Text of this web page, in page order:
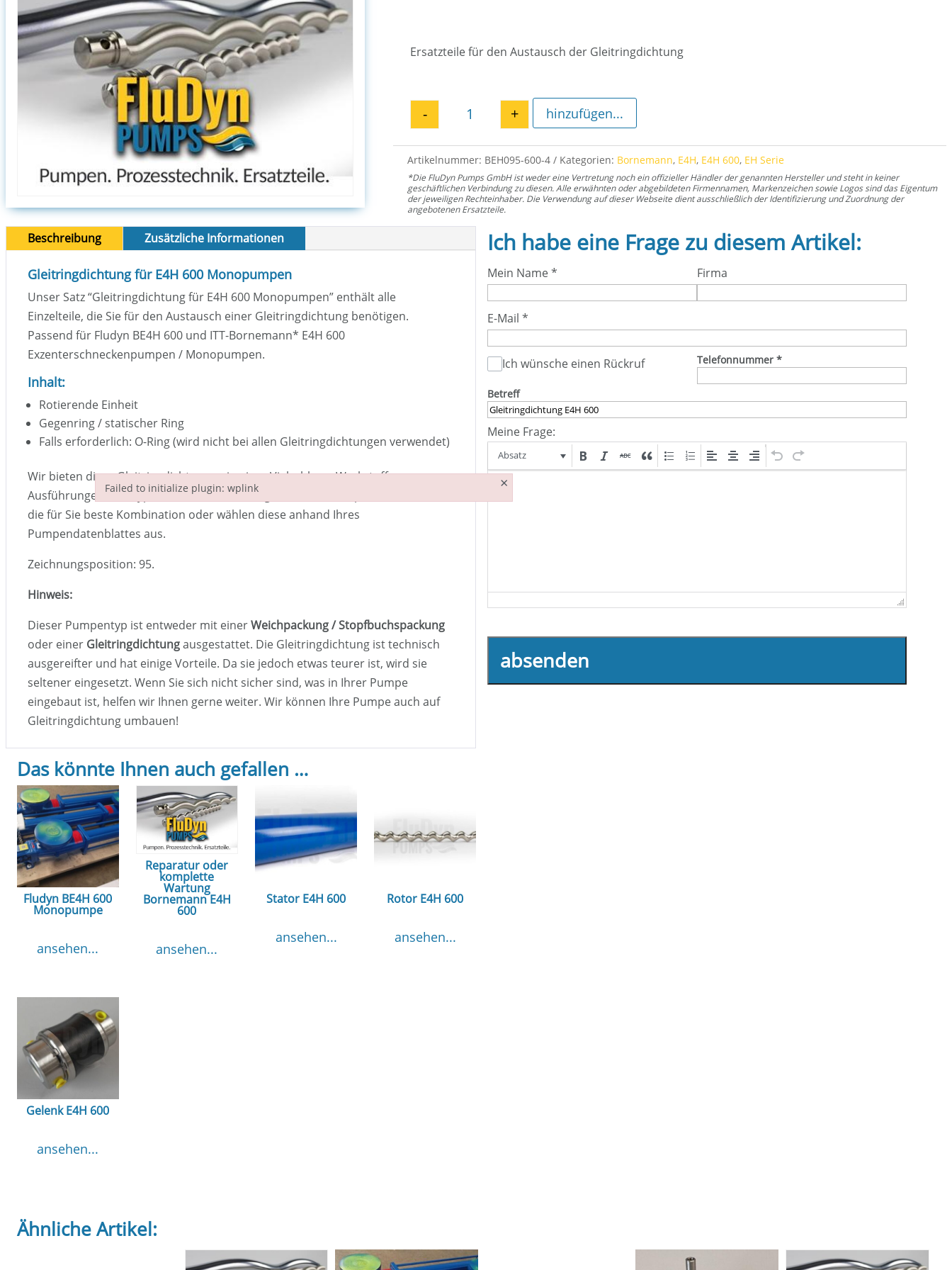
Ersatzteile für den Austausch der Gleitringdichtung
Gleitringdichtung E4H 600 Menge
- + hinzufügen...
Artikelnummer: BEH095-600-4 Kategorien: Bornemann, E4H, E4H 600, EH Serie
*Die FluDyn Pumps GmbH ist weder eine Vertretung noch ein offizieller Händler der genannten Hersteller und steht in keiner
geschäftlichen Verbindung zu diesen. Alle erwähnten oder abgebildeten Firmennamen, Markenzeichen sowie Logos sind das Eigentum
der jeweiligen Rechteinhaber. Die Verwendung auf dieser Webseite dient ausschließlich der Identifizierung und Zuordnung der
angebotenen Ersatzteile.
Beschreibung Zusätzliche Informationen
Gleitringdichtung für E4H 600 Monopumpen
Unser Satz “Gleitringdichtung für E4H 600 Monopumpen” enthält alle
Einzelteile, die Sie für den Austausch einer Gleitringdichtung benötigen.
Passend für Fludyn BE4H 600 und ITT-Bornemann* E4H 600
Exzenterschneckenpumpen / Monopumpen.
Inhalt:
Rotierende Einheit
Gegenring / statischer Ring
Falls erforderlich: O-Ring (wird nicht bei allen Gleitringdichtungen verwendet)
Wir bieten diese Gleitringdichtungen in einer Vielzahl von Werkstoffen,
Ausführungen und Typen an. Je nach Einsatzgebiet Ihrer Pumpe ermitteln wir
die für Sie beste Kombination oder wählen diese anhand Ihres
Pumpendatenblattes aus.
Zeichnungsposition: 95.
Hinweis:
Dieser Pumpentyp ist entweder mit einerWeichpackung / Stopfbuchspackung
oder einer Gleitringdichtungausgestattet. Die Gleitringdichtung ist technisch
ausgereifter und hat einige Vorteile. Da sie jedoch etwas teurer ist, wird sie
seltener eingesetzt. Wenn Sie sich nicht sicher sind, was in Ihrer Pumpe
eingebaut ist, helfen wir Ihnen gerne weiter. Wir können Ihre Pumpe auch auf
Gleitringdichtung umbauen!
Das könnte Ihnen auch gefallen …
Fludyn BE4H 600
Monopumpe
ansehen...
Reparatur oder
komplette
Wartung
Bornemann E4H
600
ansehen...
Stator E4H 600
ansehen...
Rotor E4H 600
ansehen...
Gelenk E4H 600
ansehen...
Ich habe eine Frage zu diesem Artikel:
Mein Name* Firma
E-Mail *
Ich wünsche einen Rückruf Telefonnummer *
Betreff
Meine Frage:
Absatz
absenden
Ähnliche Artikel:
Failed to initialize plugin: wplink ×
Failed to initialize plugin: wplink